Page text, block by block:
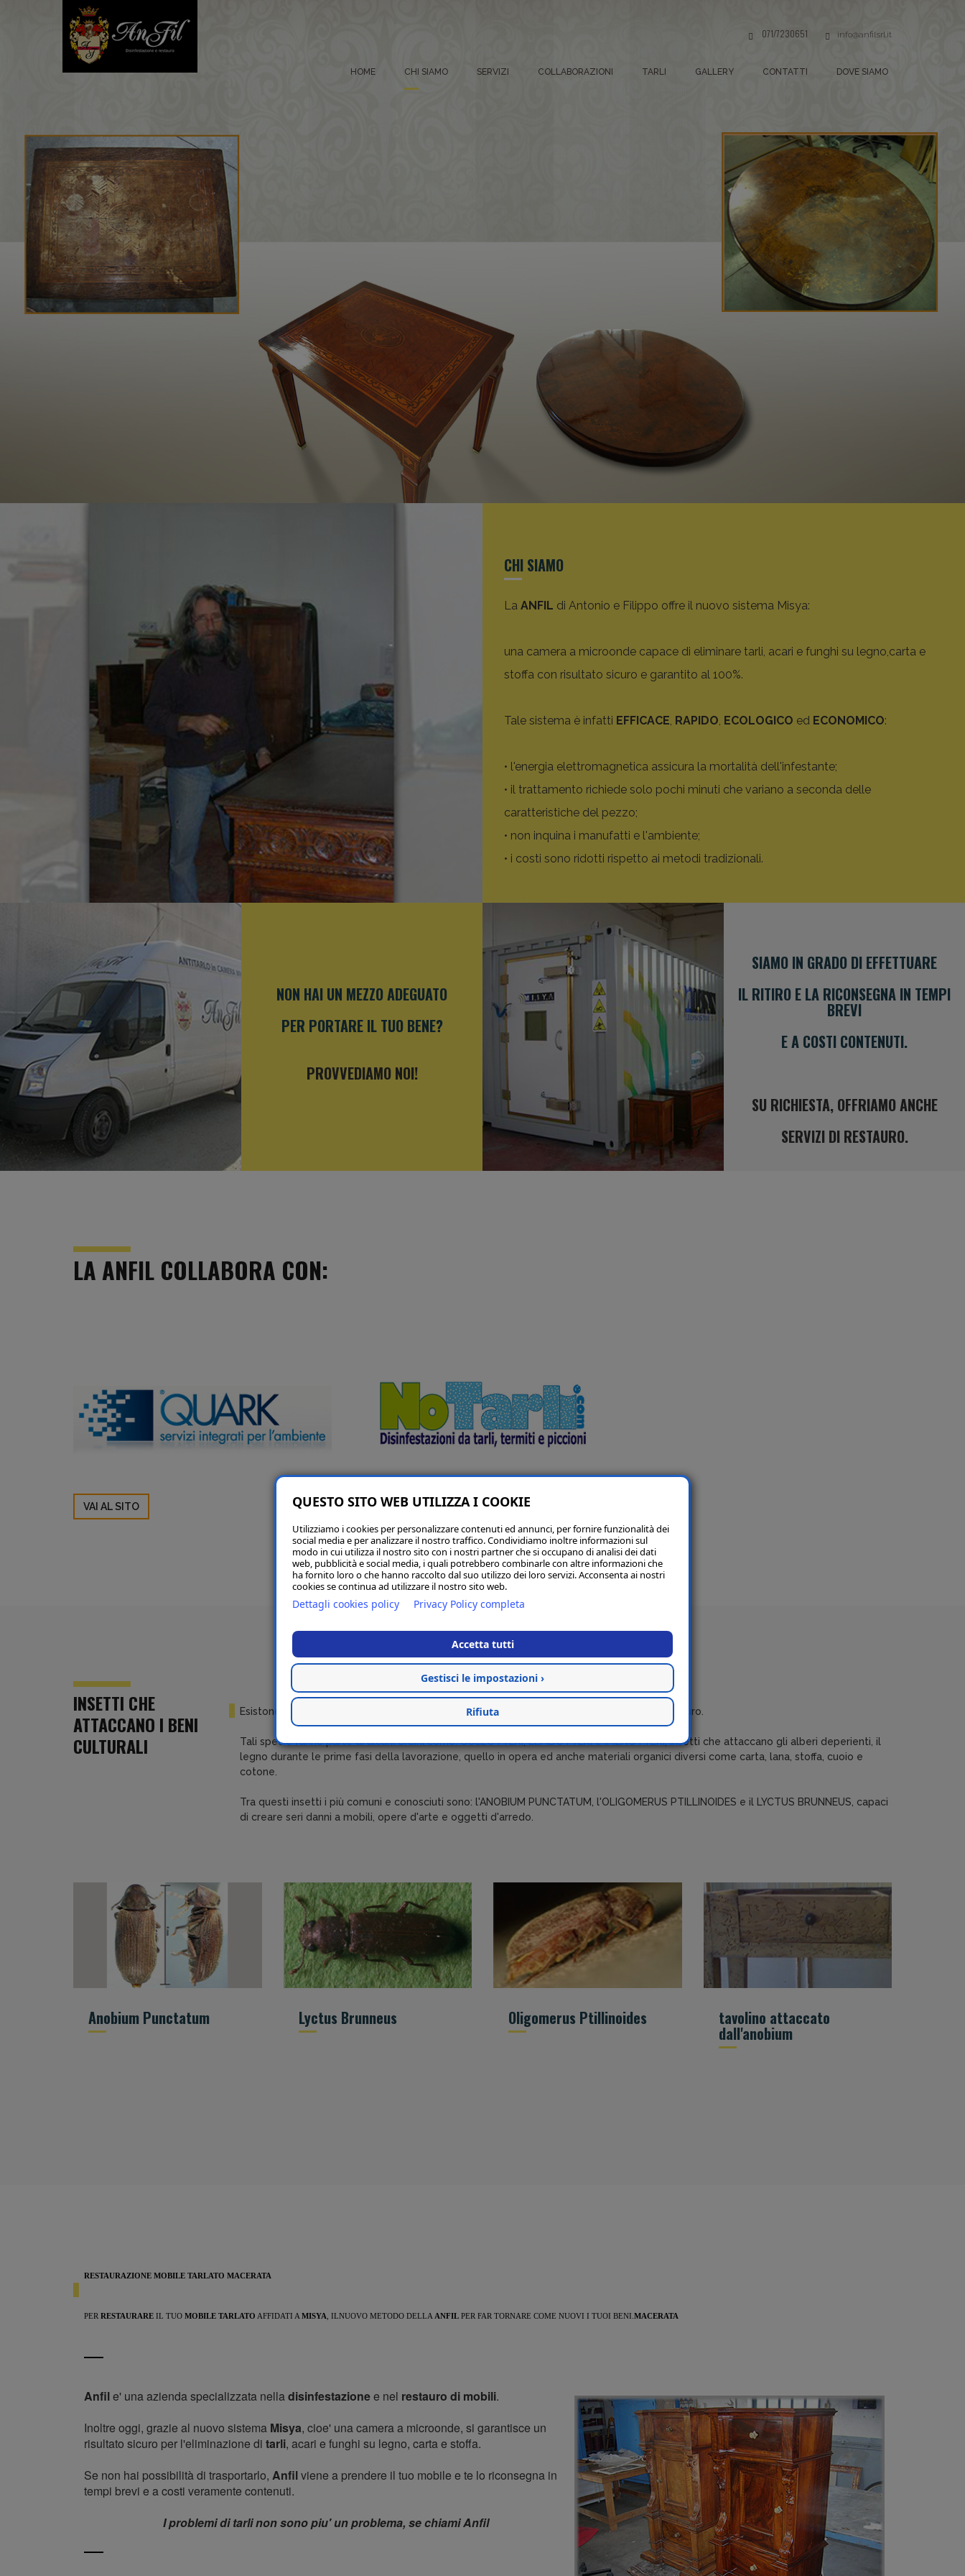
071/7230651 info@anfilsrl.it
HOME(CURRENT)CHI SIAMO SERVIZI COLLABORAZIONI TARLI GALLERY CONTATTI DOVE SIAMO
CHI SIAMO
La ANFIL di Antonio e Filippo offre il nuovo sistema Misya:
una camera a microonde capace di eliminare tarli, acari e funghi su legno,carta e
stoffa con risultato sicuro e garantito al 100%.
Tale sistema è infatti EFFICACE, RAPIDO, ECOLOGICO ed ECONOMICO:
• l'energia elettromagnetica assicura la mortalità dell'infestante;
• il trattamento richiede solo pochi minuti che variano a seconda delle
caratteristiche del pezzo;
• non inquina i manufatti e l'ambiente;
• i costi sono ridotti rispetto ai metodi tradizionali.
NON HAI UN MEZZO ADEGUATO
PER PORTARE IL TUO BENE?
PROVVEDIAMO NOI!
SIAMO IN GRADO DI EFFETTUARE
IL RITIRO E LA RICONSEGNA IN TEMPI
BREVI
E A COSTI CONTENUTI.
SU RICHIESTA, OFFRIAMO ANCHE
SERVIZI DI RESTAURO.
LA ANFIL COLLABORA CON:
VAI AL SITO VAI AL SITO
INSETTI CHE
ATTACCANO I BENI
CULTURALI
Esistono in natura alcune specie di insetti particolarmente interessanti nell'ambito del restauro.
Tali specie fanno parte di alcuni ordini come: COLEOTTERI, LEPIDOTTERI e IMENOTTERI, insetti che attaccano gli alberi deperienti, il
legno durante le prime fasi della lavorazione, quello in opera ed anche materiali organici diversi come carta, lana, stoffa, cuoio e
cotone.
Tra questi insetti i più comuni e conosciuti sono: l'ANOBIUM PUNCTATUM, l'OLIGOMERUS PTILLINOIDES e il LYCTUS BRUNNEUS, capaci
di creare seri danni a mobili, opere d'arte e oggetti d'arredo.
Anobium Punctatum Lyctus Brunneus Oligomerus Ptillinoides tavolino attaccato
dall'anobium
RESTAURAZIONE MOBILE TARLATO MACERATA
PER RESTAURARE IL TUO MOBILE TARLATO AFFIDATI A MISYA , ILNUOVO METODO DELLA ANFIL PER FAR TORNARE COME NUOVI I TUOI BENI. MACERATA
Anfile' una azienda specializzata nelladisinfestazionee nel restauro di mobili.
Inoltre oggi, grazie al nuovo sistema Misya, cioe' una camera a microonde, si garantisce un
risultato sicuro per l'eliminazione di tarli, acari e funghi su legno, carta e stoffa.
Se non hai possibilità di trasportarlo, Anfilviene a prendere il tuo mobile e te lo riconsegna in
tempi brevi e a costi veramente contenuti.
I problemi di tarli non sono piu' un problema, se chiami Anfil
QUESTO SITO WEB UTILIZZA I COOKIE
Utilizziamo i cookies per personalizzare contenuti ed annunci, per fornire funzionalità dei
social media e per analizzare il nostro traffico. Condividiamo inoltre informazioni sul
modo in cui utilizza il nostro sito con i nostri partner che si occupano di analisi dei dati
web, pubblicità e social media, i quali potrebbero combinarle con altre informazioni che
ha fornito loro o che hanno raccolto dal suo utilizzo dei loro servizi. Acconsenta ai nostri
cookies se continua ad utilizzare il nostro sito web.
Dettagli cookies policy Privacy Policy completa
Accetta tutti
Gestisci le impostazioni ›
Rifiuta